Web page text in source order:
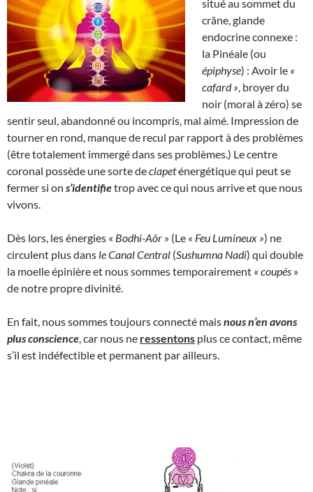
situé au sommet du
crâne, glande
endocrine connexe :
la Pinéale (ou
épiphyse) : Avoir le «
cafard » , broyer du
noir (moral à zéro) se
sentir seul, abandonné ou incompris, mal aimé. Impression de
tourner en rond, manque de recul par rapport à des problèmes
(être totalement immergé dans ses problèmes.) Le centre
coronal possède une sorte declapeténergétique qui peut se
fermer si on s’identifietrop avec ce qui nous arrive et que nous
vivons.
Dès lors, les énergies « Bodhi-Aôr » (Le « Feu Lumineux ») ne
circulent plus dans le Canal Central (Sushumna Nadi) qui double
la moelle épinière et nous sommes temporairement « coupés »
de notre propre divinité.
En fait, nous sommes toujours connecté maisnous n’en avons
plus conscience , car nous ne ressentons plus ce contact, même
s’il est indéfectible et permanent par ailleurs.